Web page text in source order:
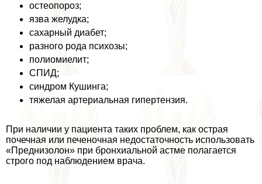
остеопороз;
язва желудка;
сахарный диабет;
разного рода психозы;
полиомиелит;
СПИД;
синдром Кушинга;
тяжелая артериальная гипертензия.
При наличии у пациента таких проблем, как острая
почечная или печеночная недостаточность использовать
«Преднизолон» при бронхиальной астме полагается
строго под наблюдением врача.